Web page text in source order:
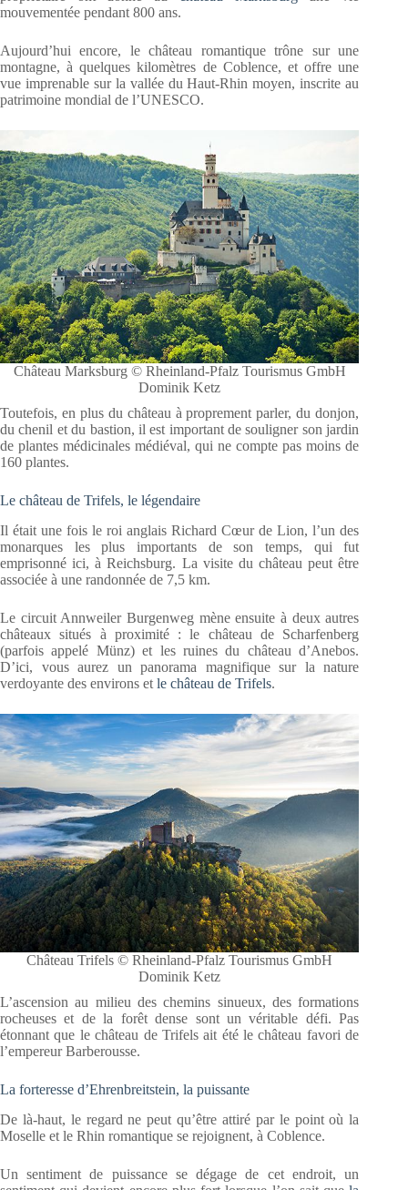
mouvementée pendant 800 ans.
Aujourd’hui encore, le château romantique trône sur une
montagne, à quelques kilomètres de Coblence, et offre une
vue imprenable sur la vallée du Haut-Rhin moyen, inscrite au
patrimoine mondial de l’UNESCO.
Château Marksburg © Rheinland-Pfalz Tourismus GmbH
Dominik Ketz
Toutefois, en plus du château à proprement parler, du donjon,
du chenil et du bastion, il est important de souligner son jardin
de plantes médicinales médiéval, qui ne compte pas moins de
160 plantes.
Le château de Trifels, le légendaire
Il était une fois le roi anglais Richard Cœur de Lion, l’un des
monarques les plus importants de son temps, qui fut
emprisonné ici, à Reichsburg. La visite du château peut être
associée à une randonnée de 7,5 km.
Le circuit Annweiler Burgenweg mène ensuite à deux autres
châteaux situés à proximité : le château de Scharfenberg
(parfois appelé Münz) et les ruines du château d’Anebos.
D’ici, vous aurez un panorama magnifique sur la nature
verdoyante des environs et le château de Trifels.
Château Trifels © Rheinland-Pfalz Tourismus GmbH
Dominik Ketz
L’ascension au milieu des chemins sinueux, des formations
rocheuses et de la forêt dense sont un véritable défi. Pas
étonnant que le château de Trifels ait été le château favori de
l’empereur Barberousse.
La forteresse d’Ehrenbreitstein, la puissante
De là-haut, le regard ne peut qu’être attiré par le point où la
Moselle et le Rhin romantique se rejoignent, à Coblence.
Un sentiment de puissance se dégage de cet endroit, un